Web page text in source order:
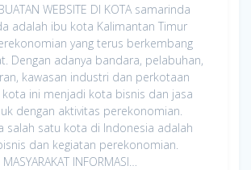
WEBSITE DI KOTA samarinda
adalah ibu kota Kalimantan Timur
yang terus berkembang
Dengan adanya bandara, pelabuhan,
kawasan industri dan perkotaan
ini menjadi kota bisnis dan jasa
dengan aktivitas perekonomian.
salah satu kota di Indonesia adalah
dan kegiatan perekonomian.
MASYARAKAT INFORMASI…